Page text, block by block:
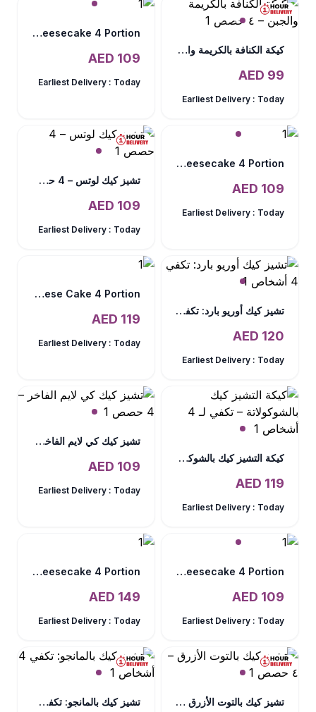
كيكة الكنافة بالكريمة والجبن – ٤ حصص
99
Earliest Delivery : Today
Salted Caramel Cheesecake 4 Portion
109
Earliest Delivery : Today
Elegant Strawberry Cheesecake 4 Portion
109
Earliest Delivery : Today
تشيز كيك لوتس – 4 حصص
109
Earliest Delivery : Today
تشيز كيك أوريو بارد: تكفي 4 أشخاص
120
Earliest Delivery : Today
Baked Cheese Cake 4 Portion
119
Earliest Delivery : Today
كيكة التشيز كيك بالشوكولاتة – تكفي لـ 4 أشخاص
119
Earliest Delivery : Today
تشيز كيك كي لايم الفاخر – 4 حصص
109
Earliest Delivery : Today
Salted Caramel Baked Cheesecake 4 Portion
109
Earliest Delivery : Today
Ferrero Rocher Cheesecake 4 Portion
149
Earliest Delivery : Today
تشيز كيك بالتوت الأزرق – ٤ حصص تشيز كيك بالمانجو: تكفي 4 أشخاص